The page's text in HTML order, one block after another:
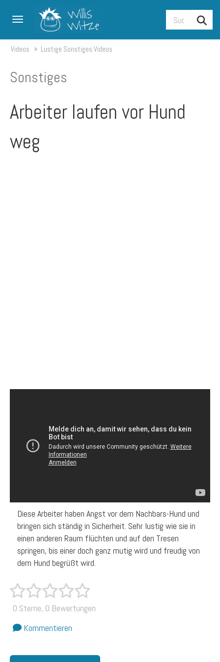
Toggle navigation
Videos Lustige Sonstiges Videos
Sonstiges
Arbeiter laufen vor Hund
weg
Diese Arbeiter haben Angst vor dem Nachbars-Hund und
bringen sich ständig in Sicherheit. Sehr lustig wie sie in
einen anderen Raum flüchten und auf den Tresen
springen, bis einer doch ganz mutig wird und freudig von
dem Hund begrüßt wird.
0 Sterne, 0 Bewertungen
Kommentieren